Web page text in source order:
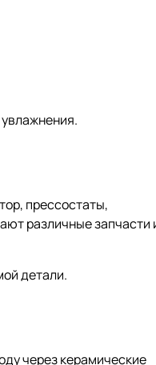
прессостаты,
различные запчасти
детали.
через керамические